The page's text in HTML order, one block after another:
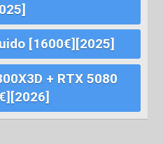
[1600€][2025]
+ RTX 5080